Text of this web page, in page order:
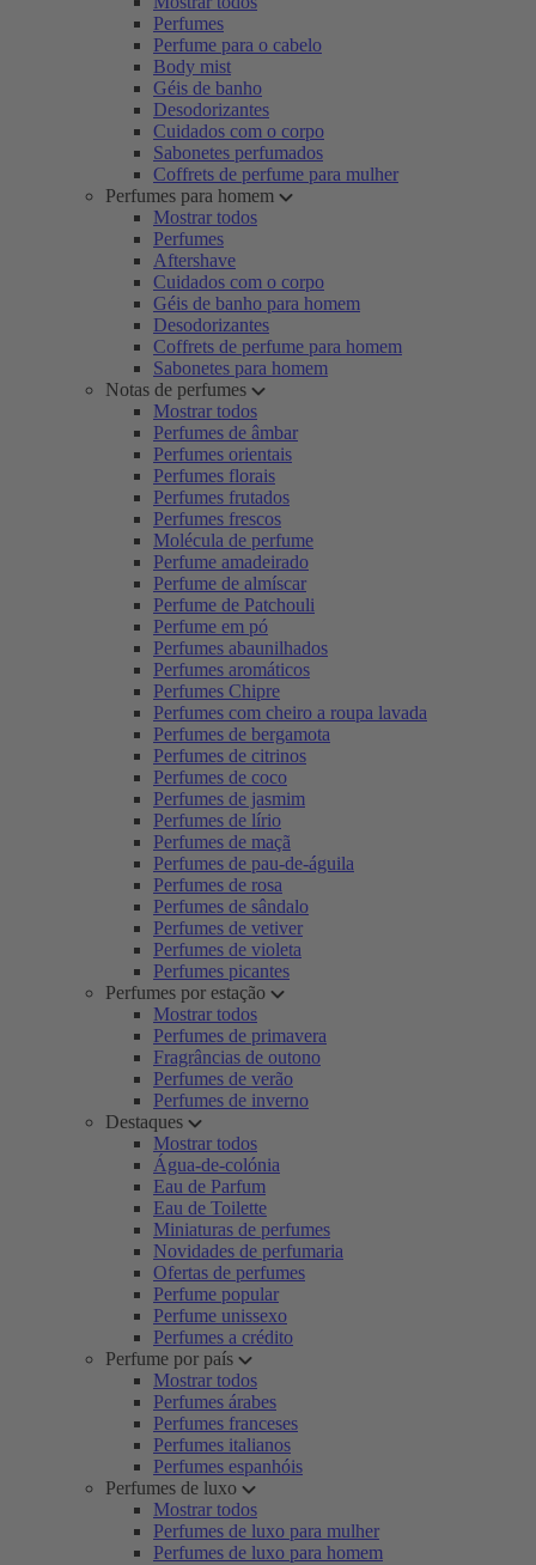
Perfumes
Perfume para o cabelo
Body mist
Géis de banho
Desodorizantes
Cuidados com o corpo
Sabonetes perfumados
Coffrets de perfume para mulher
Perfumes para homem
Mostrar todos
Perfumes
Aftershave
Cuidados com o corpo
Géis de banho para homem
Desodorizantes
Coffrets de perfume para homem
Sabonetes para homem
Notas de perfumes
Mostrar todos
Perfumes de âmbar
Perfumes orientais
Perfumes florais
Perfumes frutados
Perfumes frescos
Molécula de perfume
Perfume amadeirado
Perfume de almíscar
Perfume de Patchouli
Perfume em pó
Perfumes abaunilhados
Perfumes aromáticos
Perfumes Chipre
Perfumes com cheiro a roupa lavada
Perfumes de bergamota
Perfumes de citrinos
Perfumes de coco
Perfumes de jasmim
Perfumes de lírio
Perfumes de maçã
Perfumes de pau-de-águila
Perfumes de rosa
Perfumes de sândalo
Perfumes de vetiver
Perfumes de violeta
Perfumes picantes
Perfumes por estação
Mostrar todos
Perfumes de primavera
Fragrâncias de outono
Perfumes de verão
Perfumes de inverno
Destaques
Mostrar todos
Água-de-colónia
Eau de Parfum
Eau de Toilette
Miniaturas de perfumes
Novidades de perfumaria
Ofertas de perfumes
Perfume popular
Perfume unissexo
Perfumes a crédito
Perfume por país
Mostrar todos
Perfumes árabes
Perfumes franceses
Perfumes italianos
Perfumes espanhóis
Perfumes de luxo
Mostrar todos
Perfumes de luxo para mulher
Perfumes de luxo para homem